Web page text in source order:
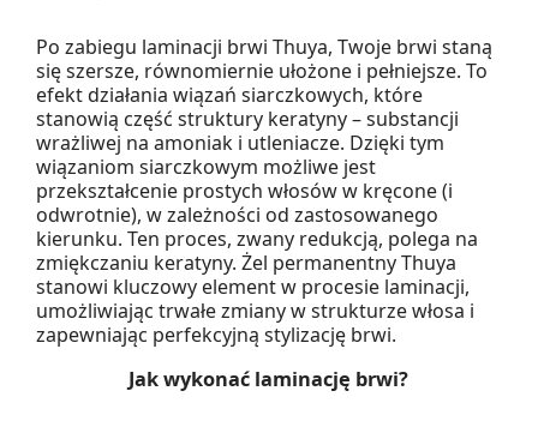
Po zabiegu laminacji brwi Thuya, Twoje brwi staną
się szersze, równomiernie ułożone i pełniejsze. To
efekt działania wiązań siarczkowych, które
stanowią część struktury keratyny – substancji
wrażliwej na amoniak i utleniacze. Dzięki tym
wiązaniom siarczkowym możliwe jest
przekształcenie prostych włosów w kręcone (i
odwrotnie), w zależności od zastosowanego
kierunku. Ten proces, zwany redukcją, polega na
zmiękczaniu keratyny. Żel permanentny Thuya
stanowi kluczowy element w procesie laminacji,
umożliwiając trwałe zmiany w strukturze włosa i
zapewniając perfekcyjną stylizację brwi.
Jak wykonać laminację brwi?